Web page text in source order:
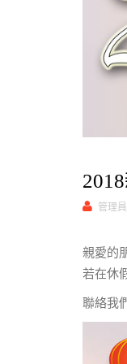
管理員
親愛的
若在休
聯絡我